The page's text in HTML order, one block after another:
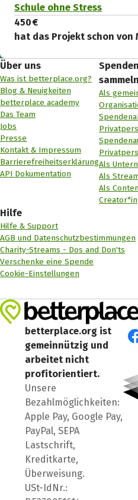
Schule ohne Stress
450 €
hat das Projekt schon von
Über uns
Was ist betterplace.org?
Blog & Neuigkeiten
betterplace academy
Das Team
Jobs
Presse
Kontakt & Impressum
Barrierefreiheitserklärung
API Dokumentation
Spenden
sammeln
Als
Als
Als
Als
Creator*in
Hilfe
Hilfe & Support
AGB und Datenschutzbestimmungen
Charity-Streams - Dos and Don'ts
Verschenke eine Spende
Cookie-Einstellungen
betterplace.org ist
gemeinnützig und
arbeitet nicht
profitorientiert.
Unsere
Bezahlmöglichkeiten:
Apple Pay, Google Pay,
PayPal, SEPA
Lastschrift,
Kreditkarte,
Überweisung.
USt-IdNr.: